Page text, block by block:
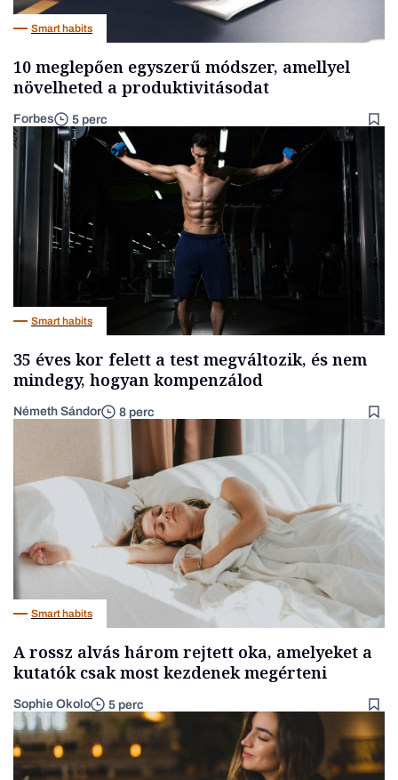
Smart habits
10 meglepően egyszerű módszer, amellyel
növelheted a produktivitásodat
Forbes 5 perc
Smart habits
35 éves kor felett a test megváltozik, és nem
mindegy, hogyan kompenzálod
Németh Sándor 8 perc
Smart habits
A rossz alvás három rejtett oka, amelyeket a
kutatók csak most kezdenek megérteni
Sophie Okolo 5 perc